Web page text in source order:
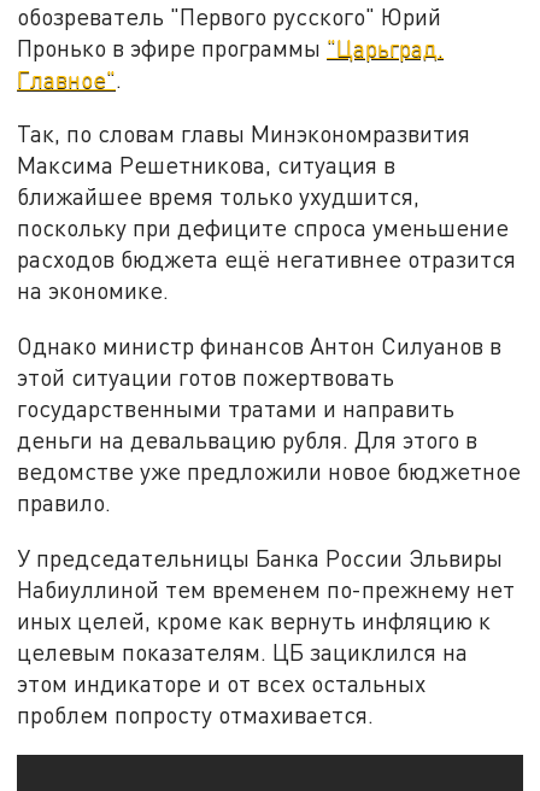
обозреватель "Первого русского" Юрий
Пронько в эфире программы "Царьград.
Главное".
Так, по словам главы Минэкономразвития
Максима Решетникова, ситуация в
ближайшее время только ухудшится,
поскольку при дефиците спроса уменьшение
расходов бюджета ещё негативнее отразится
на экономике.
Однако министр финансов Антон Силуанов в
этой ситуации готов пожертвовать
государственными тратами и направить
деньги на девальвацию рубля. Для этого в
ведомстве уже предложили новое бюджетное
правило.
У председательницы Банка России Эльвиры
Набиуллиной тем временем по-прежнему нет
иных целей, кроме как вернуть инфляцию к
целевым показателям. ЦБ зациклился на
этом индикаторе и от всех остальных
проблем попросту отмахивается.